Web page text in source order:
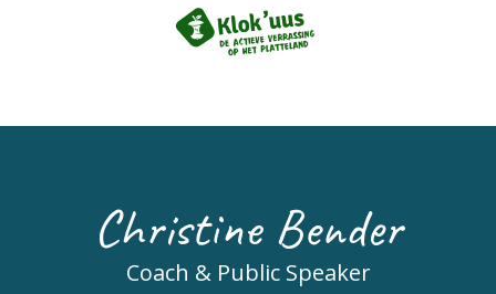
Christine Bender
Coach & Public Speaker